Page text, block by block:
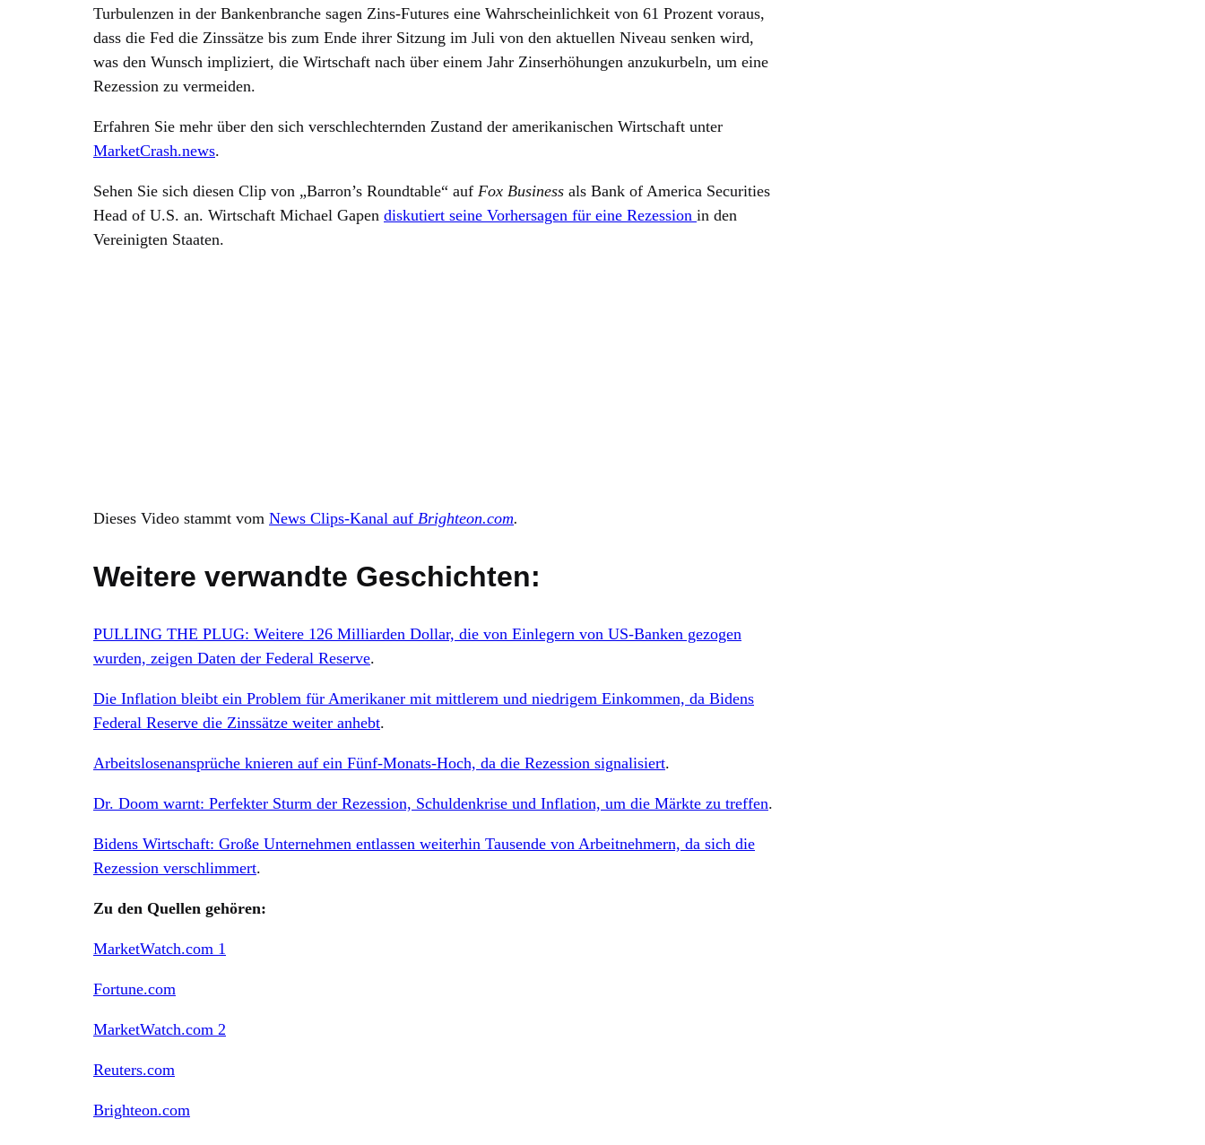
Turbulenzen in der Bankenbranche sagen Zins-Futures eine Wahrscheinlichkeit von 61 Prozent voraus,
dass die Fed die Zinssätze bis zum Ende ihrer Sitzung im Juli von den aktuellen Niveau senken wird,
was den Wunsch impliziert, die Wirtschaft nach über einem Jahr Zinserhöhungen anzukurbeln, um eine
Rezession zu vermeiden.
Erfahren Sie mehr über den sich verschlechternden Zustand der amerikanischen Wirtschaft unter
MarketCrash.news.
Sehen Sie sich diesen Clip von „Barron’s Roundtable“ auf Fox Business als Bank of America Securities
Head of U.S. an. Wirtschaft Michael Gapen diskutiert seine Vorhersagen für eine Rezession in den
Vereinigten Staaten.
Dieses Video stammt vom News Clips-Kanal auf Brighteon.com.
Weitere verwandte Geschichten:
PULLING THE PLUG: Weitere 126 Milliarden Dollar, die von Einlegern von US-Banken gezogen
wurden, zeigen Daten der Federal Reserve.
Die Inflation bleibt ein Problem für Amerikaner mit mittlerem und niedrigem Einkommen, da Bidens
Federal Reserve die Zinssätze weiter anhebt.
Arbeitslosenansprüche knieren auf ein Fünf-Monats-Hoch, da die Rezession signalisiert.
Dr. Doom warnt: Perfekter Sturm der Rezession, Schuldenkrise und Inflation, um die Märkte zu treffen.
Bidens Wirtschaft: Große Unternehmen entlassen weiterhin Tausende von Arbeitnehmern, da sich die
Rezession verschlimmert.
Zu den Quellen gehören:
MarketWatch.com 1
Fortune.com
MarketWatch.com 2
Reuters.com
Brighteon.com